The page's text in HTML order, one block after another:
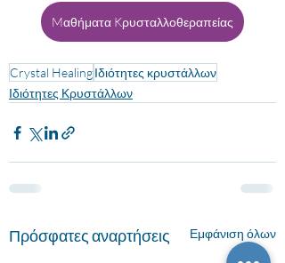
Mαθήματα Kρυσταλλοθεραπείας
Crystal HealingΙδιότητες κρυστάλλων
Ιδιότητες Κρυστάλλων
Πρόσφατες αναρτήσεις Εμφάνιση όλων